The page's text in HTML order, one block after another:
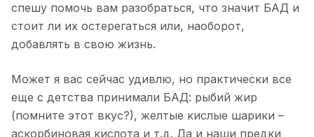
спешу помочь вам разобраться, что значит БАД и
стоит ли их остерегаться или, наоборот,
добавлять в свою жизнь.
Может я вас сейчас удивлю, но практически все
еще с детства принимали БАД: рыбий жир
(помните этот вкус?), желтые кислые шарики –
аскорбиновая кислота и т.д. Да и наши предки